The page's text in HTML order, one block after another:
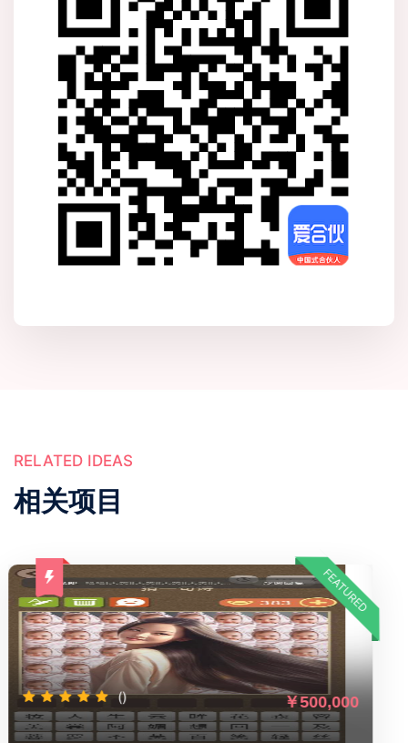
RELATED IDEAS
相关项目
FEATURED
(23) ￥500,000